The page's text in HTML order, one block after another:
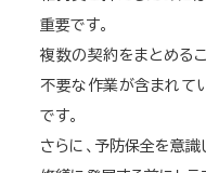
重要です。
複数の契約をまとめる
不要な作業が含まれて
です。
さらに、予防保全を意識